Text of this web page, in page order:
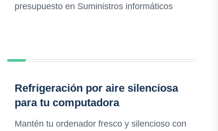
presupuesto en Suministros informáticos
Refrigeración por aire silenciosa
para tu computadora
Mantén tu ordenador fresco y silencioso con